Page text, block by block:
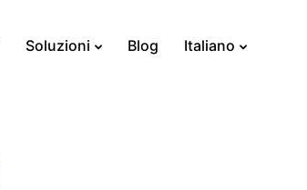
Soluzioni Blog Italiano